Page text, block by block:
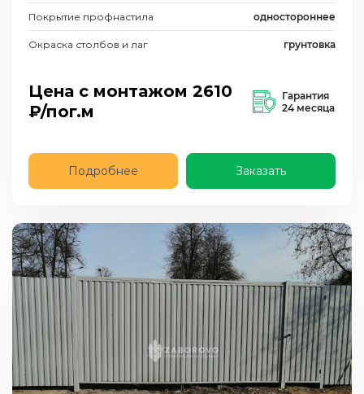
Покрытие профнастила одностороннее
Окраска столбов и лаг грунтовка
Цена с монтажом 2610
₽/пог.м
Гарантия
24 месяца
Подробнее Заказать